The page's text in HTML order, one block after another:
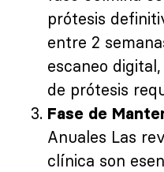
prótesis
entre 2
escaneo
de prótesis
Fase de
Anuales Las
clínica son